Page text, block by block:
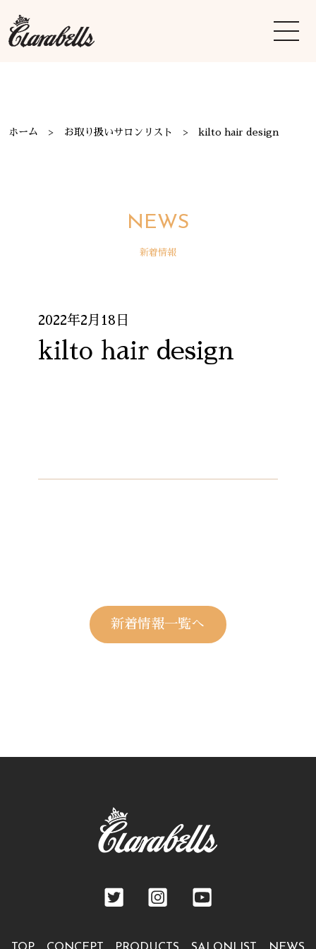
ホーム お取り扱いサロンリスト kilto hair design
NEWS
新着情報
2022年2月18日
kilto hair design
新着情報一覧へ